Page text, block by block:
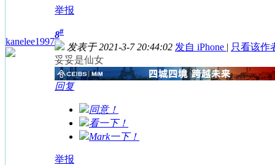
举报
kanelee1997
8#
发表于 2021-3-7 20:44:02 发自 iPhone | 只看该作
妥妥是仙女
回复
同意！
看一下！
Mark一下！
举报